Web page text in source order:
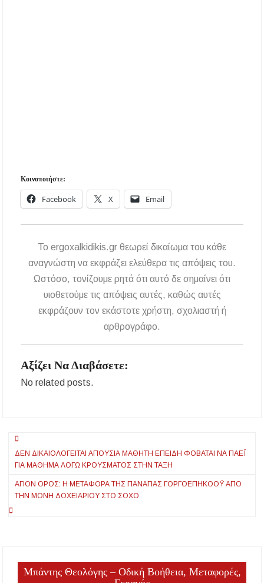
Κοινοποιήστε:
Facebook X Email
To ergoxalkidikis.gr θεωρεί δικαίωμα του κάθε
αναγνώστη να εκφράζει ελεύθερα τις απόψεις του.
Ωστόσο, τονίζουμε ρητά ότι αυτό δε σημαίνει ότι
υιοθετούμε τις απόψεις αυτές, καθώς αυτές
εκφράζουν τον εκάστοτε χρήστη, σχολιαστή ή
αρθρογράφο.
Αξίζει Να Διαβάσετε:
No related posts.
Πλοήγηση
άρθρων
ΔΕΝ ΔΙΚΑΙΟΛΟΓΕΊΤΑΙ ΑΠΟΥΣΊΑ ΜΑΘΗΤΉ ΕΠΕΙΔΉ ΦΟΒΆΤΑΙ ΝΑ ΠΑΈΙ
ΓΙΑ ΜΆΘΗΜΑ ΛΌΓΩ ΚΡΟΎΣΜΑΤΟΣ ΣΤΗΝ ΤΆΞΗ
ΆΓΙΟΝ ΌΡΟΣ: Η ΜΕΤΑΦΟΡΆ ΤΗΣ ΠΑΝΑΓΊΑΣ ΓΟΡΓΟΕΠΗΚΟΌΥ ΑΠΌ
ΤΗΝ ΜΟΝΉ ΔΟΧΕΙΑΡΊΟΥ ΣΤΟ ΣΟΧΌ
Μπάντης Θεολόγης – Οδική Βοήθεια, Μεταφορές,